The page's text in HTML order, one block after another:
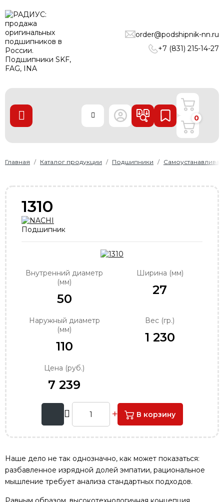
order@podshipnik-nn.ru
+7 (831) 215-14-27
ПОДШИПНИКИ
ЛИНЕЙНЫЕ ТЕХНОЛОГИИ
РЕМНИ
О нас
Доставка и оплата
+7 (831) 215-14-27
order@podshipnik-nn.ru
0
Главная Каталог продукции Подшипники
1310
Подшипник
Внутренний диаметр
(мм)
50
Ширина (мм)
27
Наружный диаметр
(мм)
110
Вес (гр.)
1 230
Цена (руб.)
7 239
В корзину
Наше дело не так однозначно, как может показаться:
разбавленное изрядной долей эмпатии, рациональное
мышление требует анализа стандартных подходов.